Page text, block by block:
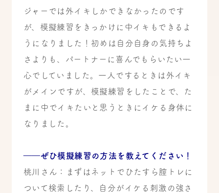
ジャーでは外イキしかできなかったのです
が、模擬練習をきっかけに中イキもできるよ
うになりました！初めは自分自身の気持ちよ
さよりも、パートナーに喜んでもらいたい一
心でしていました。一人でするときは外イキ
がメインですが、模擬練習をしたことで、た
まに中でイキたいと思うときにイケる身体に
なりました。
――ぜひ模擬練習の方法を教えてください！
桃川さん：まずはネットでひたすら膣トレに
ついて検索したり、自分がイケる刺激の強さ